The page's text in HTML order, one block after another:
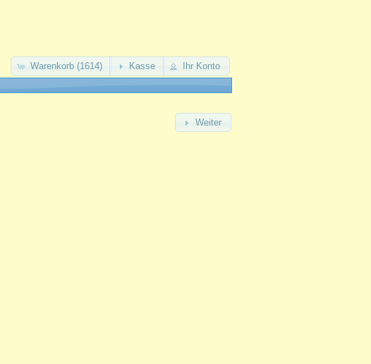
Warenkorb (1614) Kasse Ihr Konto
Weiter